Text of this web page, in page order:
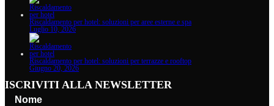
Riscaldamento per hotel: soluzioni per aree esterne e spa
Luglio 10, 2026
Riscaldamento per hotel: soluzioni per terrazze e rooftop
Giugno 20, 2026
ISCRIVITI ALLA NEWSLETTER
Nome